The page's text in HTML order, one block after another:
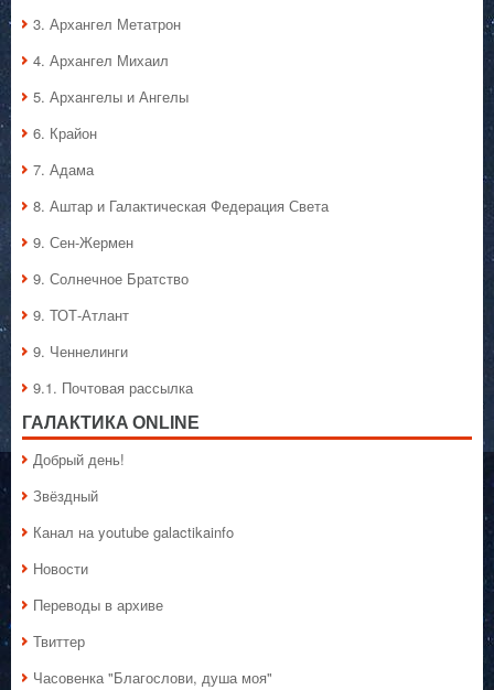
3. Архангел Метатрон
4. Архангел Михаил
5. Архангелы и Ангелы
6. Крайон
7. Адама
8. Аштар и Галактическая Федерация Света
9. Сен-Жермен
9. Солнечное Братство
9. ТОТ-Атлант
9. Ченнелинги
9.1. Почтовая рассылка
ГАЛАКТИКA ONLINE
Добрый день!
Звёздный
Канал на youtube galactikainfo
Новости
Переводы в архиве
Твиттер
Часовенка "Благослови, душа моя"